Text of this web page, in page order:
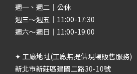
週一、週二｜公休
週三～週五｜11:00-17:30
週六～週日｜11:00-19:00
✦ 工廠地址(工廠無提供現場販售服務)
新北市新莊區建國二路30-10號